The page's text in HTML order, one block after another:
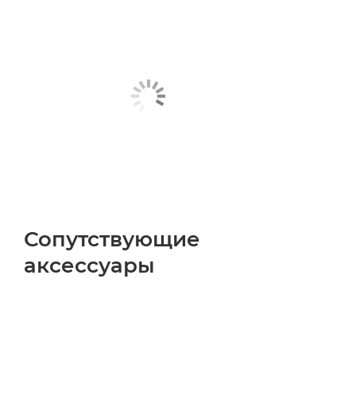
Сопутствующие
аксессуары